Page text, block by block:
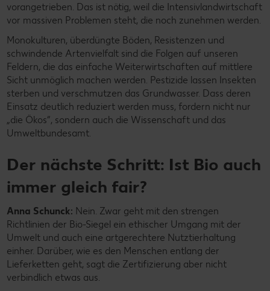
vorangetrieben. Das ist nötig, weil die Intensivlandwirtschaft
vor massiven Problemen steht, die noch zunehmen werden.
Monokulturen, überdüngte Böden, Resistenzen und
schwindende Artenvielfalt sind die Folgen auf unseren
Feldern, die das einfache Weiterwirtschaften auf mittlere
Sicht unmöglich machen werden. Pestizide lassen Insekten
sterben und verschmutzen das Grundwasser. Dass deren
Einsatz deutlich reduziert werden muss, fordern nicht nur
„die Ökos“, sondern auch die Wissenschaft und das
Umweltbundesamt.
Der nächste Schritt: Ist Bio auch
immer gleich fair?
Anna Schunck: Nein. Zwar geht mit den strengen
Richtlinien der Bio-Siegel ein ethischer Umgang mit der
Umwelt und auch eine artgerechtere Nutztierhaltung
einher. Darüber, wie es den Menschen entlang der
Lieferketten geht, sagt die Zertifizierung aber nicht
verbindlich etwas aus.